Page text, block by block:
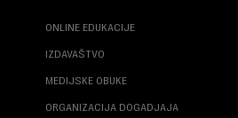
ONLINE EDUKACIJE
IZDAVAŠTVO
MEDIJSKE OBUKE
ORGANIZACIJA DOGADJAJA